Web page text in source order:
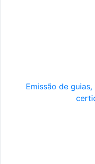
Emissão de